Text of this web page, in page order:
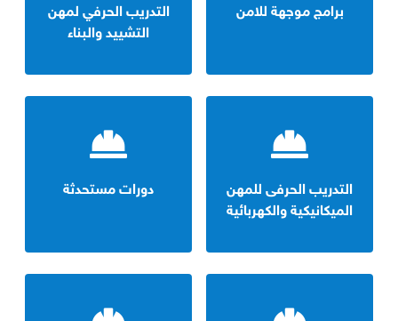
برامج موجهة للامن
التدريب الحرفي لمهن
التشييد والبناء
التدريب الحرفى للمهن
الميكانيكية والكهربائية
دورات مستحدثة